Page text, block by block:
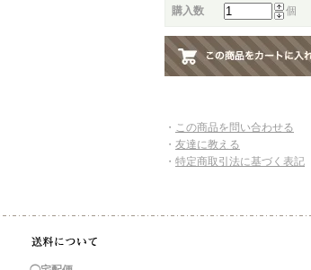
購入数 個
・ この商品を問い合わせる
・ 友達に教える
・ 特定商取引法に基づく表記